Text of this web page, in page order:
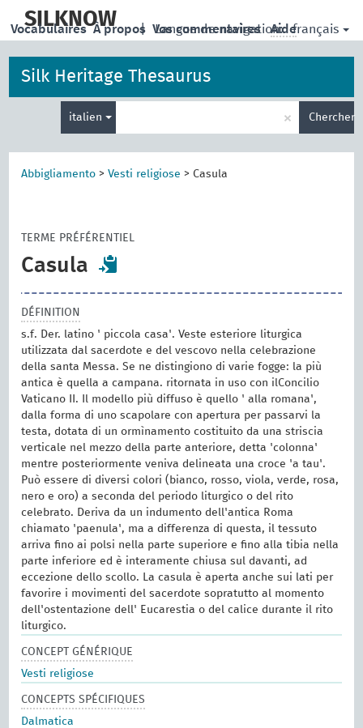
main
SILKNOW | Langue de navigation: français
Vocabulaires À propos Vos commentaires Aide
Silk Heritage Thesaurus
italien
de
recherche
× Chercher
Abbigliamento >Vesti religiose > Casula
TERME PRÉFÉRENTIEL
Casula
DÉFINITION
s.f. Der. latino ' piccola casa'. Veste esteriore liturgica
utilizzata dal sacerdote e del vescovo nella celebrazione
della santa Messa. Se ne distingiono di varie fogge: la più
antica è quella a campana. ritornata in uso con ilConcilio
Vaticano II. Il modello più diffuso è quello ' alla romana',
dalla forma di uno scapolare con apertura per passarvi la
testa, dotata di un ormìnamento costituito da una striscia
verticale nel mezzo della parte anteriore, detta 'colonna'
mentre posteriormente veniva delineata una croce 'a tau'.
Può essere di diversi colori (bianco, rosso, viola, verde, rosa,
nero e oro) a seconda del periodo liturgico o del rito
celebrato. Deriva da un indumento dell'antica Roma
chiamato 'paenula', ma a differenza di questa, il tessuto
arriva fino ai polsi nella parte superiore e fino alla tibia nella
parte inferiore ed è interamente chiusa sul davanti, ad
eccezione dello scollo. La casula è aperta anche sui lati per
favorire i movimenti del sacerdote sopratutto al momento
dell'ostentazione dell' Eucarestia o del calice durante il rito
liturgico.
CONCEPT GÉNÉRIQUE
Vesti religiose
CONCEPTS SPÉCIFIQUES
Dalmatica